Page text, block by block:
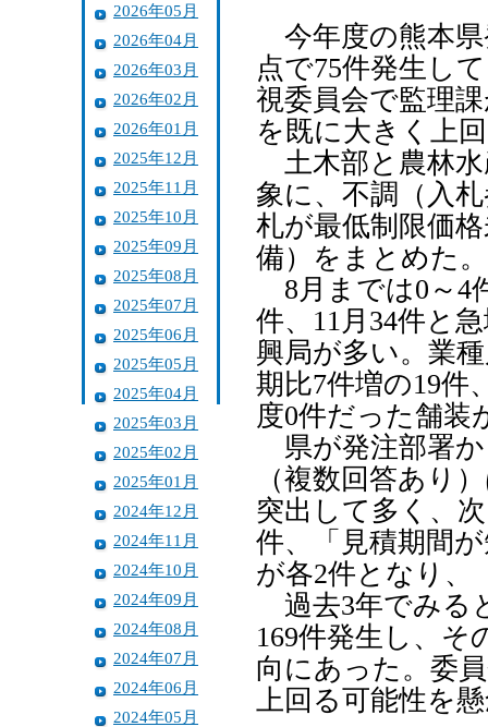
2026年05月
2026年04月
2026年03月
2026年02月
2026年01月
2025年12月
2025年11月
2025年10月
2025年09月
2025年08月
2025年07月
2025年06月
2025年05月
2025年04月
2025年03月
2025年02月
2025年01月
2024年12月
2024年11月
2024年10月
2024年09月
2024年08月
2024年07月
2024年06月
2024年05月
今年度の熊本県
点で75件発生し
視委員会で監理
を既に大きく上
土木部と農林水
象に、不調（入
札が最低制限価
備）をまとめた。
8月までは0～4
件、11月34件と
興局が多い。業
期比7件増の19件
度0件だった舗装
県が発注部署か
（複数回答あり
突出して多く、
件、「見積期間
が各2件となり、
過去3年でみる
169件発生し、そ
向にあった。委
上回る可能性を